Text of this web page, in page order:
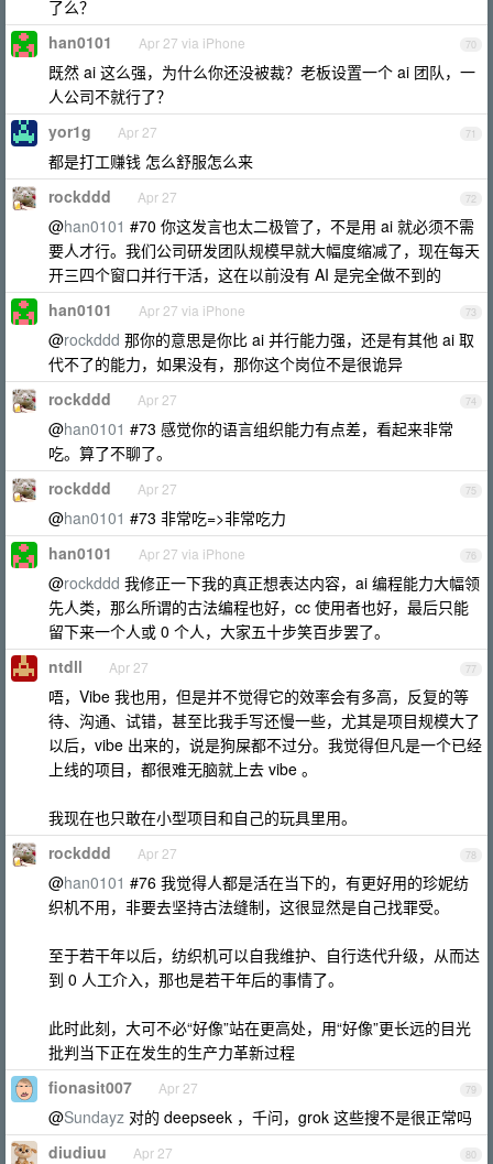
了么？
70
han0101 Apr 27 via iPhone
既然 ai 这么强，为什么你还没被裁？老板设置一个 ai 团队，一
人公司不就行了？
71
yor1g Apr 27
都是打工赚钱 怎么舒服怎么来
72
rockddd Apr 27
@han0101 #70 你这发言也太二极管了，不是用 ai 就必须不需
要人才行。我们公司研发团队规模早就大幅度缩减了，现在每天
开三四个窗口并行干活，这在以前没有 AI 是完全做不到的
73
han0101 Apr 27 via iPhone
@rockddd 那你的意思是你比 ai 并行能力强，还是有其他 ai 取
代不了的能力，如果没有，那你这个岗位不是很诡异
74
rockddd Apr 27
@han0101 #73 感觉你的语言组织能力有点差，看起来非常
吃。算了不聊了。
75
rockddd Apr 27
@han0101 #73 非常吃=>非常吃力
76
han0101 Apr 27 via iPhone
@rockddd 我修正一下我的真正想表达内容，ai 编程能力大幅领
先人类，那么所谓的古法编程也好，cc 使用者也好，最后只能
留下来一个人或 0 个人，大家五十步笑百步罢了。
77
ntdll Apr 27
唔，Vibe 我也用，但是并不觉得它的效率会有多高，反复的等
待、沟通、试错，甚至比我手写还慢一些，尤其是项目规模大了
以后，vibe 出来的，说是狗屎都不过分。我觉得但凡是一个已经
上线的项目，都很难无脑就上去 vibe 。
我现在也只敢在小型项目和自己的玩具里用。
78
rockddd Apr 27
@han0101 #76 我觉得人都是活在当下的，有更好用的珍妮纺
织机不用，非要去坚持古法缝制，这很显然是自己找罪受。
至于若干年以后，纺织机可以自我维护、自行迭代升级，从而达
到 0 人工介入，那也是若干年后的事情了。
此时此刻，大可不必“好像”站在更高处，用“好像”更长远的目光
批判当下正在发生的生产力革新过程
79
fionasit007 Apr 27
@Sundayz 对的 deepseek ，千问，grok 这些搜不是很正常吗
80
diudiuu Apr 27